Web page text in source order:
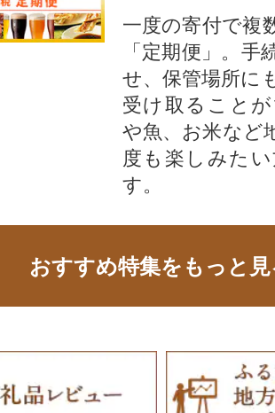
一度の寄付で複
「定期便」。
せ、保管場所に
受け取ること
や魚、お米など
度も楽しみた
す。
おすすめ特集をもっと